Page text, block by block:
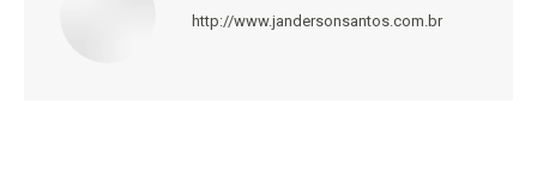
http://www.jandersonsantos.com.br